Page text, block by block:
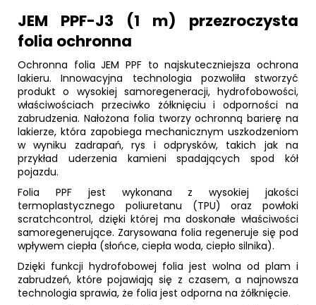
JEM PPF-J3 (1 m) przezroczysta
folia ochronna
Ochronna folia JEM PPF to najskuteczniejsza ochrona
lakieru. Innowacyjna technologia pozwoliła stworzyć
produkt o wysokiej samoregeneracji, hydrofobowości,
właściwościach przeciwko żółknięciu i odporności na
zabrudzenia. Nałożona folia tworzy ochronną barierę na
lakierze, która zapobiega mechanicznym uszkodzeniom
w wyniku zadrapań, rys i odprysków, takich jak na
przykład uderzenia kamieni spadających spod kół
pojazdu.
Folia PPF jest wykonana z wysokiej jakości
termoplastycznego poliuretanu (TPU) oraz powłoki
scratchcontrol, dzięki której ma doskonałe właściwości
samoregenerujące. Zarysowana folia regeneruje się pod
wpływem ciepła (słońce, ciepła woda, ciepło silnika).
Dzięki funkcji hydrofobowej folia jest wolna od plam i
zabrudzeń, które pojawiają się z czasem, a najnowsza
technologia sprawia, że folia jest odporna na żółknięcie.